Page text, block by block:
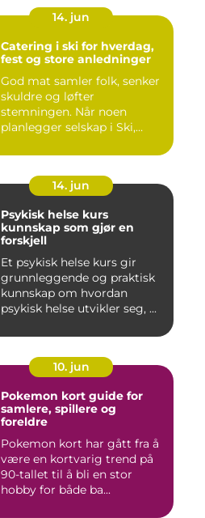
14. jun
Catering i ski for hverdag,
fest og store anledninger
God mat samler folk, senker
skuldre og løfter
stemningen. Når noen
planlegger selskap i Ski,
14. jun
Psykisk helse kurs
kunnskap som gjør en
forskjell
Et psykisk helse kurs gir
grunnleggende og praktisk
kunnskap om hvordan
psykisk helse utvikler seg, ...
10. jun
Pokemon kort guide for
samlere, spillere og
foreldre
Pokemon kort har gått fra å
være en kortvarig trend på
90-tallet til å bli en stor
hobby for både ba...